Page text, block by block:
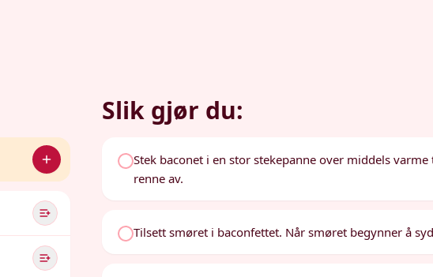
Slik gjør du:
Stek baconet i en stor stekepanne over middels
renne av.
Tilsett smøret i baconfettet. Når smøret begynner å